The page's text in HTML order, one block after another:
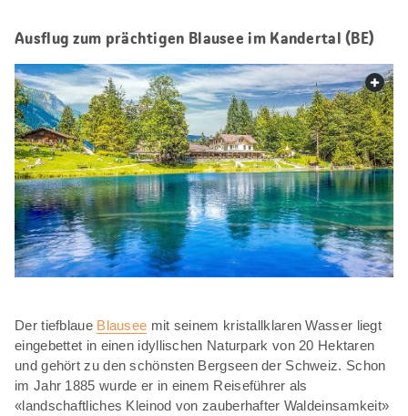
Ausflug zum prächtigen Blausee im Kandertal (BE)
Der tiefblaue Blausee mit seinem kristallklaren Wasser liegt
eingebettet in einen idyllischen Naturpark von 20 Hektaren
und gehört zu den schönsten Bergseen der Schweiz. Schon
im Jahr 1885 wurde er in einem Reiseführer als
«landschaftliches Kleinod von zauberhafter Waldeinsamkeit»